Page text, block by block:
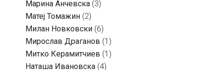
Марина Анчевска (3)
Матеј Томажин (2)
Милан Новковски (6)
Мирослав Драганов (1)
Митко Керамитчиев (1)
Наташа Ивановска (4)